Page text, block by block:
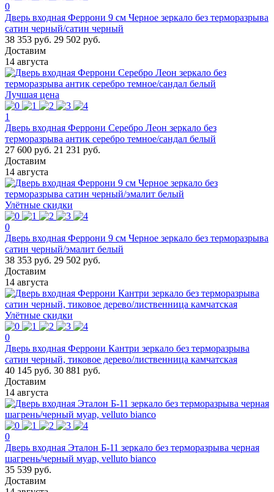
0
Дверь входная Феррони 9 см Черное зеркало без терморазрыва
сатин черный/сатин черный
38 353 руб. 29 502 руб.
Доставим
14 августа
Лучшая цена
1
Дверь входная Феррони Серебро Леон зеркало без
терморазрыва антик серебро темное/сандал белый
27 600 руб. 21 231 руб.
Доставим
14 августа
Улётные скидки
0
Дверь входная Феррони 9 см Черное зеркало без терморазрыва
сатин черный/эмалит белый
38 353 руб. 29 502 руб.
Доставим
14 августа
Улётные скидки
0
Дверь входная Феррони Кантри зеркало без терморазрыва
сатин черный, тиковое дерево/лиственница камчатская
40 145 руб. 30 881 руб.
Доставим
14 августа
0
Дверь входная Эталон Б-11 зеркало без терморазрыва черная
шагрень/черный муар, velluto bianco
35 539 руб.
Доставим